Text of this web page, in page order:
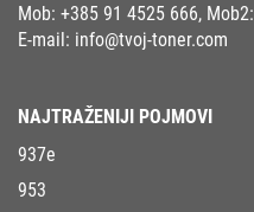
Mob: +385 91 4525 666, Mob2:
E-mail: info@tvoj-toner.com
NAJTRAŽENIJI POJMOVI
937e
953